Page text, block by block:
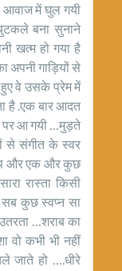
आवाज में घुल गयी
बना सुनाने
खत्म हो गया है
अपनी गाड़ियों से
हुए वे उसके प्रेम में
है .एक बार आदत
पर आ गयी …मुड़ते
से संगीत के स्वर
और एक और कुछ
रास्ता किसी
कुछ स्वप्न सा
…शराब का
वो कभी भी नहीं
जाते हो ….धीरे